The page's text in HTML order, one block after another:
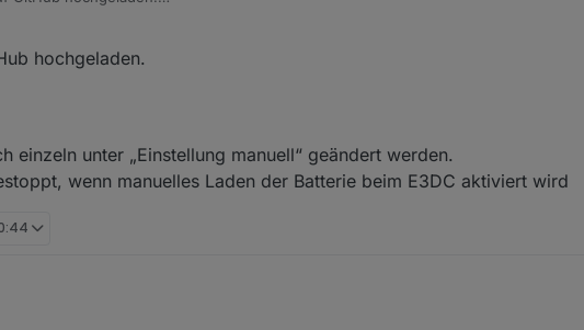
Objekt-ID
wurde. Die Ladeleistung wird jetzt auch berechnet, wenn „Automatik
hochgeladen.
einzeln unter „Einstellung manuell“ geändert werden.
wenn manuelles Laden der Batterie beim E3DC aktiviert wird